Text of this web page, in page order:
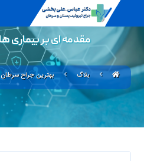
مقدمه ای بر بیماری
بلاگ بهترین جراح